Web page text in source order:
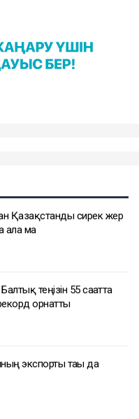
Қазақстанды сирек жер
ала ма
теңізін 55 сағатта
орнатты
экспорты тағы да